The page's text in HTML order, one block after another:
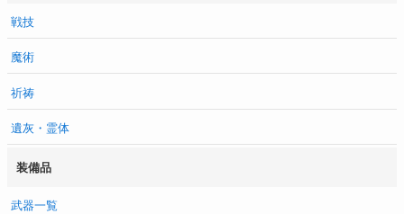
戦技
魔術
祈祷
遺灰・霊体
装備品
武器一覧